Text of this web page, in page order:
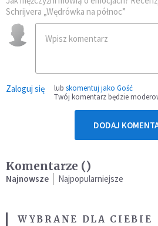
Schrijvera „Wędrówka na północ”
Zaloguj się lub skomentuj jako Gość
Twój komentarz będzie
DODAJ
Komentarze ()
Najnowsze Najpopularniejsze
WYBRANE DLA CIEBIE